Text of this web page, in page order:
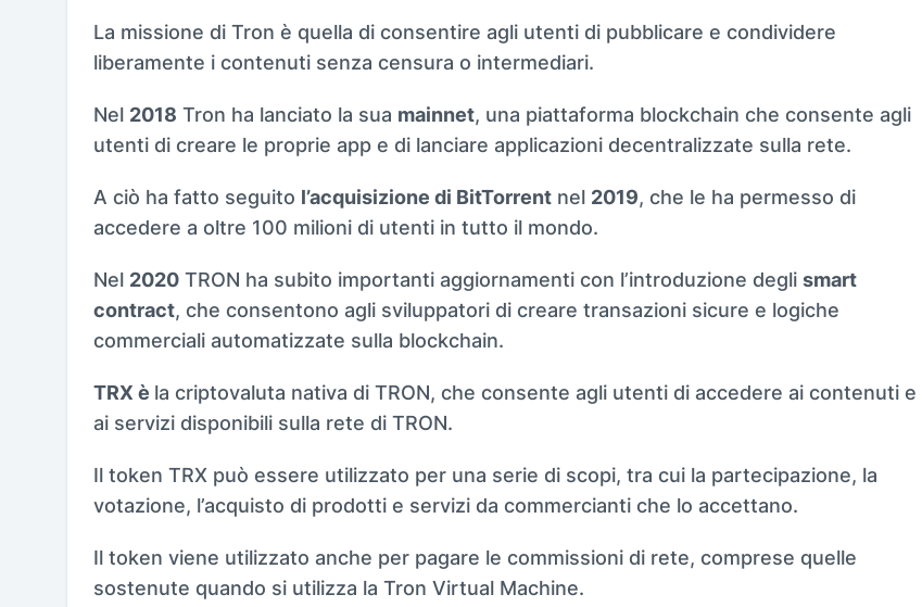
La missione di Tron è quella di consentire agli utenti di pubblicare e condividere
liberamente i contenuti senza censura o intermediari.
Nel 2018 Tron ha lanciato la sua mainnet, una piattaforma blockchain che consente agli
utenti di creare le proprie app e di lanciare applicazioni decentralizzate sulla rete.
A ciò ha fatto seguito l’acquisizione di BitTorrent nel 2019, che le ha permesso di
accedere a oltre 100 milioni di utenti in tutto il mondo.
Nel 2020 TRON ha subito importanti aggiornamenti con l’introduzione degli smart
contract, che consentono agli sviluppatori di creare transazioni sicure e logiche
commerciali automatizzate sulla blockchain.
TRX è la criptovaluta nativa di TRON, che consente agli utenti di accedere ai contenuti e
ai servizi disponibili sulla rete di TRON.
Il token TRX può essere utilizzato per una serie di scopi, tra cui la partecipazione, la
votazione, l’acquisto di prodotti e servizi da commercianti che lo accettano.
Il token viene utilizzato anche per pagare le commissioni di rete, comprese quelle
sostenute quando si utilizza la Tron Virtual Machine.